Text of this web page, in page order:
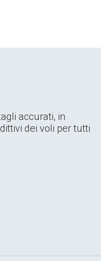
accurati, in
dei voli per tutti